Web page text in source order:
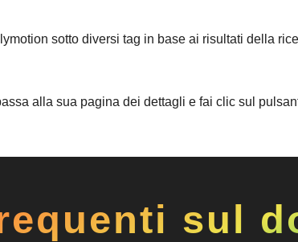
sotto diversi tag in base ai risultati della
alla sua pagina dei dettagli e fai clic sul
sul